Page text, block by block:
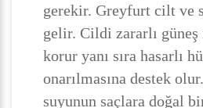
gerekir. Greyfurt cilt ve
gelir. Cildi zararlı güneş
korur yanı sıra hasarlı
onarılmasına destek
suyunun saçlara doğal